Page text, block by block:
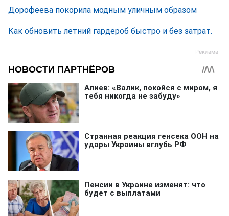
Дорофеева покорила модным уличным образом
Как обновить летний гардероб быстро и без затрат.